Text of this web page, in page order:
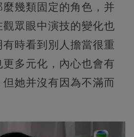
幾類固定的角色，并
觀眾眼中演技的變化也
時看到別人擔當很重
多元化，內心也會有
她并沒有因為不滿而